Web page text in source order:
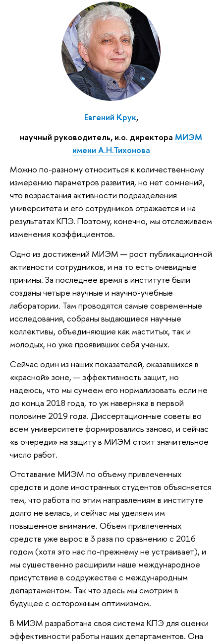
Евгений Крук,
научный руководитель, и.о. директора МИЭМ
имени А.Н.Тихонова
Можно по-разному относиться к количественному
измерению параметров развития, но нет сомнений,
что возрастания активности подразделения
университета и его сотрудников отражается и на
результатах КПЭ. Поэтому, конечно, мы отслеживаем
изменения коэффициентов.
Одно из достижений МИЭМ — рост публикационной
активности сотрудников, и на то есть очевидные
причины. За последнее время в институте были
созданы четыре научные и научно-учебные
лаборатории. Там проводятся самые современные
исследования, собраны выдающиеся научные
коллективы, объединяющие как маститых, так и
молодых, но уже проявивших себя ученых.
Сейчас один из наших показателей, оказавшихся в
«красной» зоне, — эффективность защит, но
надеюсь, что мы сумеем его нормализовать если не
до конца 2018 года, то уж наверняка в первой
половине 2019 года. Диссертационные советы во
всем университете формировались заново, и сейчас
«в очереди» на защиту в МИЭМ стоит значительное
число работ.
Отставание МИЭМ по объему привлеченных
средств и доле иностранных студентов объясняется
тем, что работа по этим направлениям в институте
долго не велась, и сейчас мы уделяем им
повышенное внимание. Объем привлеченных
средств уже вырос в 3 раза по сравнению с 2016
годом (хотя это нас по-прежнему не устраивает), и
мы существенно расширили наше международное
присутствие в содружестве с международным
департаментом. Так что здесь мы смотрим в
будущее с осторожным оптимизмом.
В МИЭМ разработана своя система КПЭ для оценки
эффективности работы наших департаментов. Она